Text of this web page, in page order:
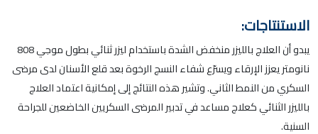
الاستنتاجات:
يبدو أن العلاج بالليزر منخفض الشدة باستخدام ليزر ثنائي بطول موجي 808
نانومتر يعزز الإرقاء ويسرّع شفاء النسج الرخوة بعد قلع الأسنان لدى مرضى
السكري من النمط الثاني. وتشير هذه النتائج إلى إمكانية اعتماد العلاج
بالليزر الثنائي كعلاج مساعد في تدبير المرضى السكريين الخاضعين للجراحة
السنية.